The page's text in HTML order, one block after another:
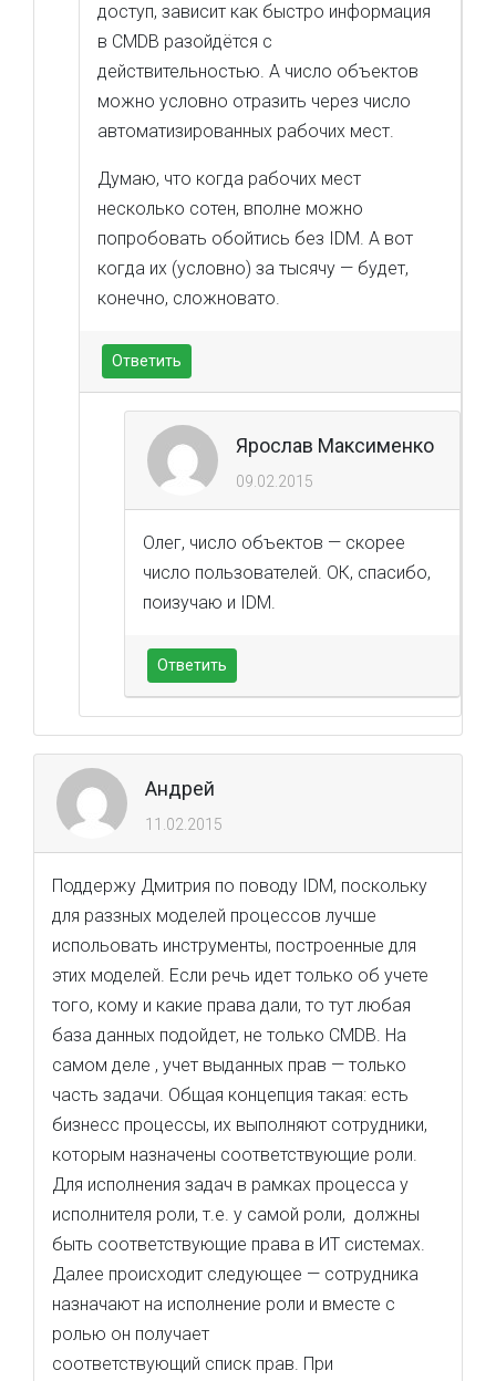
доступ, зависит как быстро информация
в CMDB разойдётся с
действительностью. А число объектов
можно условно отразить через число
автоматизированных рабочих мест.
Думаю, что когда рабочих мест
несколько сотен, вполне можно
попробовать обойтись без IDM. А вот
когда их (условно) за тысячу — будет,
конечно, сложновато.
Ответить
Ярослав Максименко
09.02.2015
Олег, число объектов — скорее
число пользователей. ОК, спасибо,
поизучаю и IDM.
Ответить
Андрей
11.02.2015
Поддержу Дмитрия по поводу IDM, поскольку
для раззных моделей процессов лучше
испольовать инструменты, построенные для
этих моделей. Если речь идет только об учете
того, кому и какие права дали, то тут любая
база данных подойдет, не только CMDB. На
самом деле , учет выданных прав — только
часть задачи. Общая концепция такая: есть
бизнесс процессы, их выполняют сотрудники,
которым назначены соответствующие роли.
Для исполнения задач в рамках процесса у
исполнителя роли, т.е. у самой роли, должны
быть соответствующие права в ИТ системах.
Далее происходит следующее — сотрудника
назначают на исполнение роли и вместе с
ролью он получает
соответствующий списк прав. При